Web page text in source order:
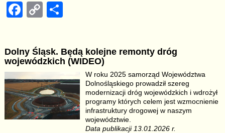
F
e
b
o
o
k
C
y
Li
n
k
e
Dolny Śląsk. Będą kolejne remonty dróg
wojewódzkich (WIDEO)
W roku 2025 samorząd Województwa
Dolnośląskiego prowadził szereg
modernizacji dróg wojewódzkich i wdrożył
programy których celem jest wzmocnienie
infrastruktury drogowej w naszym
województwie.
Data publikacji 13.01.2026 r.